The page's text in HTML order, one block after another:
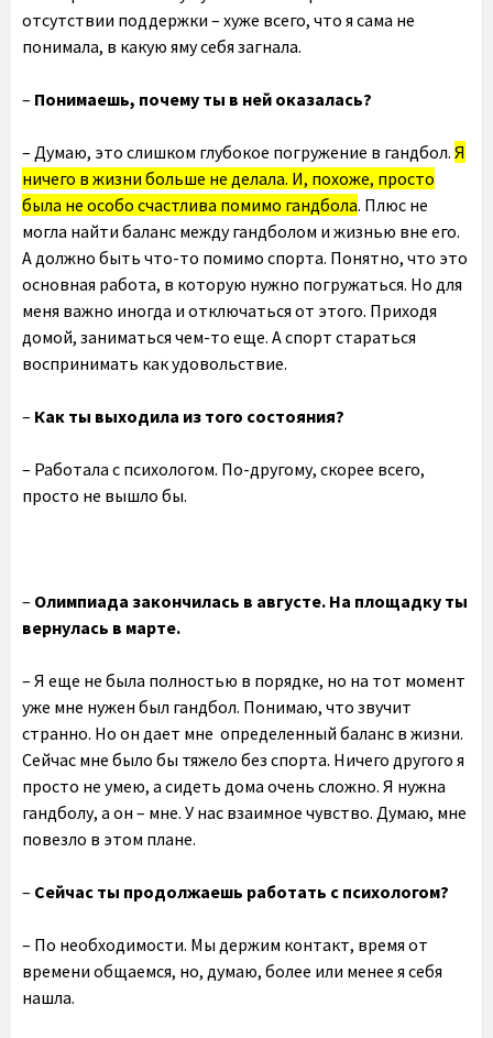
отсутствии поддержки – хуже всего, что я сама не
понимала, в какую яму себя загнала.
– Понимаешь, почему ты в ней оказалась?
– Думаю, это слишком глубокое погружение в гандбол. Я
ничего в жизни больше не делала. И, похоже, просто
была не особо счастлива помимо гандбола. Плюс не
могла найти баланс между гандболом и жизнью вне его.
А должно быть что-то помимо спорта. Понятно, что это
основная работа, в которую нужно погружаться. Но для
меня важно иногда и отключаться от этого. Приходя
домой, заниматься чем-то еще. А спорт стараться
воспринимать как удовольствие.
– Как ты выходила из того состояния?
– Работала с психологом. По-другому, скорее всего,
просто не вышло бы.
– Олимпиада закончилась в августе. На площадку ты
вернулась в марте.
– Я еще не была полностью в порядке, но на тот момент
уже мне нужен был гандбол. Понимаю, что звучит
странно. Но он дает мне определенный баланс в жизни.
Сейчас мне было бы тяжело без спорта. Ничего другого я
просто не умею, а сидеть дома очень сложно. Я нужна
гандболу, а он – мне. У нас взаимное чувство. Думаю, мне
повезло в этом плане.
– Сейчас ты продолжаешь работать с психологом?
– По необходимости. Мы держим контакт, время от
времени общаемся, но, думаю, более или менее я себя
нашла.